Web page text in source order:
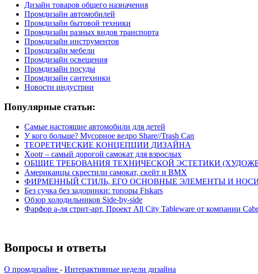
Дизайн товаров общего назначения
Промдизайн автомобилей
Промдизайн бытовой техники
Промдизайн разных видов транспорта
Промдизайн инструментов
Промдизайн мебели
Промдизайн освещения
Промдизайн посуды
Промдизайн сантехники
Новости индустрии
Популярные статьи:
Самые настоящие автомобили для детей
У кого больше? Мусорное ведро Share//Trash Can
ТЕОРЕТИЧЕСКИЕ КОНЦЕПЦИИ ДИЗАЙНА
Xootr – самый дорогой самокат для взрослых
ОБЩИЕ ТРЕБОВАНИЯ ТЕХНИЧЕСКОЙ ЭСТЕТИКИ
Американцы скрестили самокат, скейт и BMX
ФИРМЕННЫЙ СТИЛЬ, ЕГО ОСНОВНЫЕ ЭЛЕМЕНТЫ И
Без сучка без задоринки: топоры Fiskars
Обзор холодильников Side-by-side
Фарфор а-ля стрит-арт. Проект All City Tableware от компании
Вопросы и ответы
О промдизайне - Интерактивные недели дизайна